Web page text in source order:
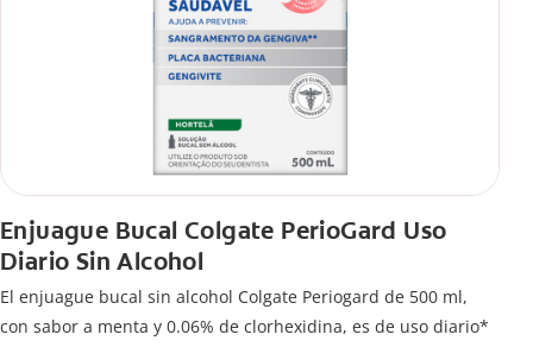
Enjuague Bucal Colgate PerioGard Uso
Diario Sin Alcohol
El enjuague bucal sin alcohol Colgate Periogard de 500 ml,
con sabor a menta y 0.06% de clorhexidina, es de uso diario*